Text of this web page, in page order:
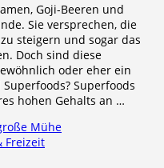
Goji-Beeren und
Sie versprechen, die
steigern und sogar das
Doch sind diese
oder eher ein
Superfoods
hohen Gehalts an …
Freizeit